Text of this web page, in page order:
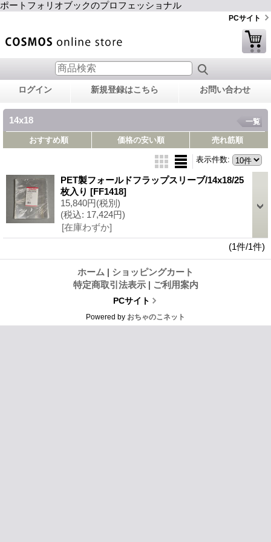
ポートフォリオブックのプロフェッショナル
PCサイト
ログイン 新規登録はこちら お問い合わせ
14x18 一覧
おすすめ順 価格の安い順 売れ筋順
表示件数:
PET製フォールドフラップスリーブ/14x18/25
枚入り [FF1418]
15,840円(税別)
(税込: 17,424円)
[在庫わずか]
(1件/1件)
ホーム | ショッピングカート
特定商取引法表示 | ご利用案内
PCサイト
Powered by おちゃのこネット